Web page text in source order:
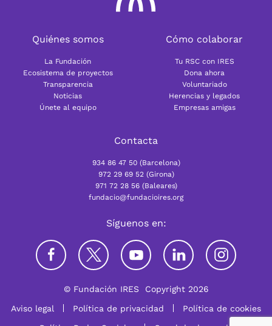
Quiénes somos
La Fundación
Ecosistema de proyectos
Transparencia
Noticias
Únete al equipo
Cómo colaborar
Tu RSC con IRES
Dona ahora
Voluntariado
Herencias y legados
Empresas amigas
Contacta
934 86 47 50 (Barcelona)
972 29 69 52 (Girona)
971 72 28 56 (Baleares)
fundacio@fundacioires.org
Síguenos en:
© Fundación IRES
Copyright 2026
Aviso legal
Política de privacidad
Política de cookies